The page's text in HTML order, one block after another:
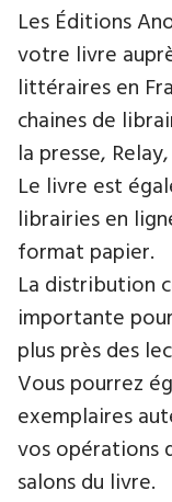
Les Éditions
votre livre
littéraires en
chaines de
la presse,
Le livre est
librairies en
format papier.
La distribution
importante
plus près des
Vous pourrez
exemplaires
vos opérations
salons du livre.